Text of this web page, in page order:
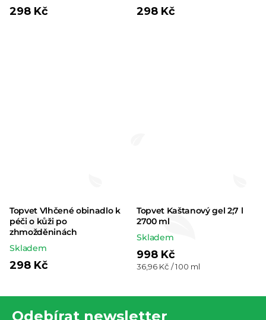
298 Kč 298 Kč
Topvet Vlhčené obinadlo k
péči o kůži po
zhmožděninách
Skladem
298 Kč
Topvet Kaštanový gel 2;7 l
2700 ml
Skladem
998 Kč
Měrná
36,96 Kč / 100 ml
Odebírat newsletter